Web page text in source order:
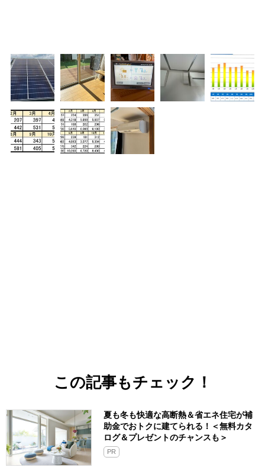
この記事もチェック！
夏も冬も快適な高断熱＆省エネ住宅が補
助金でおトクに建てられる！＜無料カタ
ログ＆プレゼントのチャンスも＞
PR